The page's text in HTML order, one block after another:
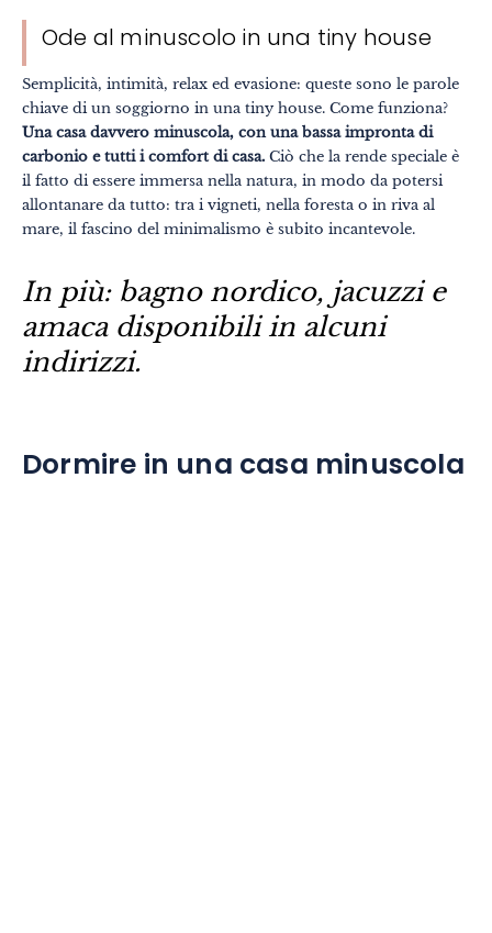
Ode al minuscolo in una tiny house
Semplicità, intimità, relax ed evasione: queste sono le parole
chiave di un soggiorno in una tiny house. Come funziona?
Una casa davvero minuscola, con una bassa impronta di
carbonio e tutti i comfort di casa. Ciò che la rende speciale è
il fatto di essere immersa nella natura, in modo da potersi
allontanare da tutto: tra i vigneti, nella foresta o in riva al
mare, il fascino del minimalismo è subito incantevole.
In più: bagno nordico, jacuzzi e
amaca disponibili in alcuni
indirizzi.
Dormire in una casa minuscola